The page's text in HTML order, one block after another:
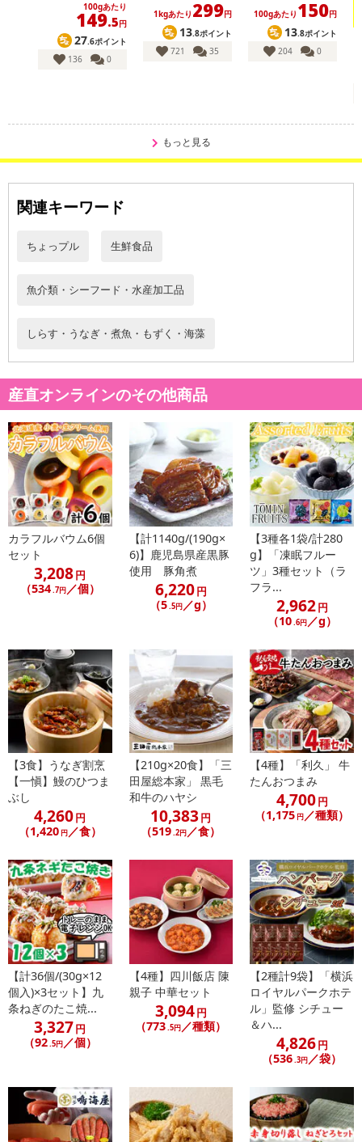
・賞味期限：出荷日より180日
・原産国（最終加工地）：日本
・原材料/材質/素材：【うなぎ蒲焼カット】うなぎ蒲焼(高知県製
味料、砂糖、澱粉、水あめ、魚醤【蒲焼のたれ】本醸造醤油(大豆・
小麦を含む)(国内製造)、みりん、発酵調味料、砂糖、澱粉
・注意事項：-18℃以下で保存お願いします
注意事項
【賞味・消費期限のある商品について】
【キャンセルについて】
※お申込み後のキャンセルはお受けできません。
記載されている内容を必ずご確認いただき、お届けする商品セット
にご納得いただきましたうえでお申し込みください。
※パッケージ変更や商品リニューアル（成分など含む）等により、
参考の掲載画像や画像内のバーコードなど、お届け商品と多少異な
る場合がございます。
また、[新たな加工食品の原料原産地表示制度]の経過措置期間の終
了により、商品詳細内に記載の原産国・原材料の表記が旧表記の場
合がございます。
あらかじめご了承いただいた上でお申込みください。なお、本理由
によるお申込み後のキャンセル・返品交換は対応いたしかねます。
【お支払いについて】
※送料はお試し費用に含まれております。
※d払い、PayPay、au PAY、au PAY（auかんたん決済）、ソフトバ
ンクまとめて支払い、楽天ペイ、メルペイ、AEON Pay、Amazon
Payでお支払いの場合、決済のため外部サイトへ遷移します。
※予約商品は決済手段ごとに定められた決済期限日にお支払いを完
了することがございます。ご了承いただいたうえでお申し込みくだ
さい。
【配送伝票番号について】
※配送形態がメール便の商品については、商品の発送完了後、配送
【配送日時の指定について】
※配送日時の指定が可能な商品の場合、商品によってご指定できる
配送日、配送時間が異なる可能性がございます。
カート機能をご利用の場合は、配送日時指定をご利用いただけませ
ん。
発送日カレンダー
100gあたり
149.5円
27.6ポイント
136
0
1kgあたり 299円
13.8ポイント
721
35
100gあたり 150円
13.8ポイント
204
0
もっと見る
関連キーワード
ちょっプル 生鮮食品
魚介類・シーフード・水産加工品
しらす・うなぎ・煮魚・もずく・海藻
産直オンラインのその他商品
カラフルバウム6個
セット
3,208円
（534 .7円／個）
【計1140g/(190g×
6)】鹿児島県産黒豚
使用 豚角煮
6,220円
（5 .5円／g）
【3種各1袋/計280
g】「凍眠フルー
ツ」3種セット（ラ
フラ...
2,962円
（10 .6円／g）
【3食】うなぎ割烹
【一愼】鰻のひつま
ぶし
4,260円
（1,420 円／食）
【210g×20食】「三
田屋総本家」 黒毛
和牛のハヤシ
10,383円
（519.2円／食）
【4種】「利久」 牛
たんおつまみ
4,700円
（1,175 円／種類）
【計36個/(30g×12
個入)×3セット】九
条ねぎのたこ焼...
3,327円
（92.5円／個）
【4種】四川飯店 陳
親子 中華セット
3,094円
（773.5円／種類）
【2種計9袋】「横浜
ロイヤルパークホテ
ル」監修 シチュー
＆ハ...
4,826円
（536.3円／袋）